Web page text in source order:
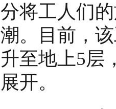
分将工人们
潮。目前，
升至地上5层
展开。